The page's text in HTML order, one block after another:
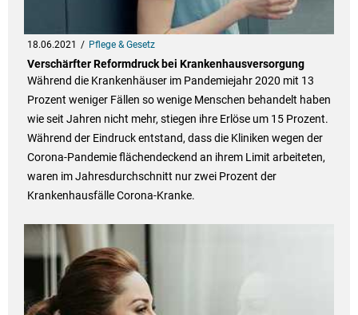
18.06.2021 Pflege & Gesetz
Verschärfter Reformdruck bei Krankenhausversorgung
Während die Krankenhäuser im Pandemiejahr 2020 mit 13
Prozent weniger Fällen so wenige Menschen behandelt haben
wie seit Jahren nicht mehr, stiegen ihre Erlöse um 15 Prozent.
Während der Eindruck entstand, dass die Kliniken wegen der
Corona-Pandemie flächendeckend an ihrem Limit arbeiteten,
waren im Jahresdurchschnitt nur zwei Prozent der
Krankenhausfälle Corona-Kranke.